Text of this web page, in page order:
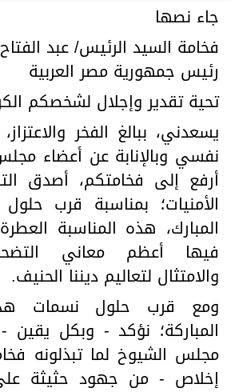
جاء نصها
فخامة السيد الرئيس/ عبد
رئيس جمهورية مصر العربية
تحية تقدير وإجلال لشخصكم
يسعدني، ببالغ الفخر
نفسي وبالإنابة عن أعضاء
أرفع إلى فخامتكم، أصدق
الأمنيات؛ بمناسبة قرب
المبارك، هذه المناسبة
فيها أعظم معاني
والامتثال لتعاليم ديننا الحنيف.
ومع قرب حلول نسمات
المباركة؛ نؤكد - وبكل يقين
مجلس الشيوخ لما تبذلونه
إخلاص - من جهود حثيثة